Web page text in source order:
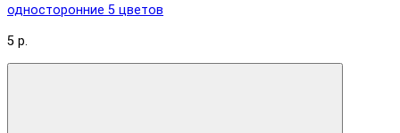
односторонние 5 цветов
5 р.